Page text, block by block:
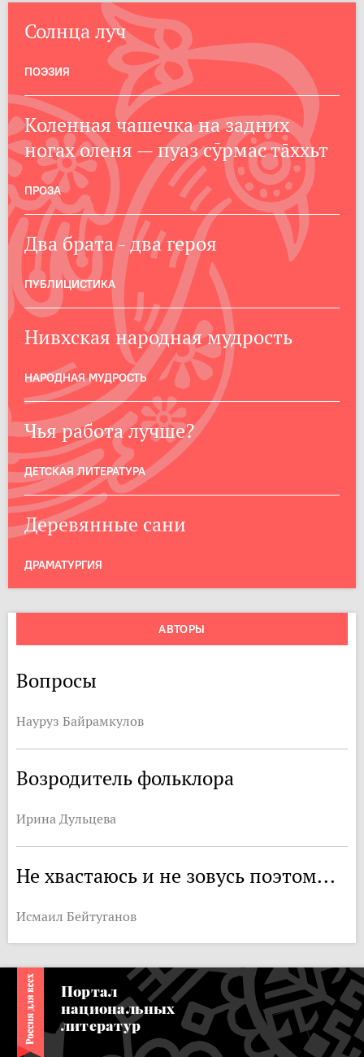
Солнца луч
ПОЭЗИЯ
Коленная чашечка на задних
ногах оленя — пуаз сӯрмас тххьт
ПРОЗА
Два брата - два героя
ПУБЛИЦИСТИКА
Нивхская народная мудрость
НАРОДНАЯ МУДРОСТЬ
Чья работа лучше?
ДЕТСКАЯ ЛИТЕРАТУРА
Деревянные сани
ДРАМАТУРГИЯ
АВТОРЫ
Вопросы
Науруз Байрамкулов
Возродитель фольклора
Ирина Дульцева
Не хвастаюсь и не зовусь поэтом...
Исмаил Бейтуганов
Портал
национальных
литератур